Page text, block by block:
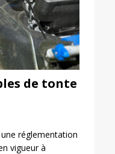
de tonte
réglementation
vigueur à